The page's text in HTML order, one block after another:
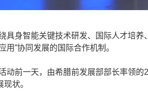
身智能关键技术研发、国际人才培养
”协同发展的国际合作机制。
前一天，由希腊前发展部部长率领的
状。